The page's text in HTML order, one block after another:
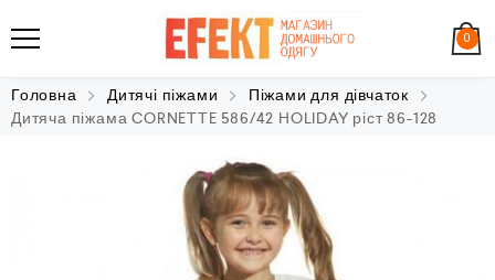
0
Головна Дитячі піжами
Піжами для дівчаток
Дитяча піжама CORNETTE 586/42 HOLIDAY ріст 86-128